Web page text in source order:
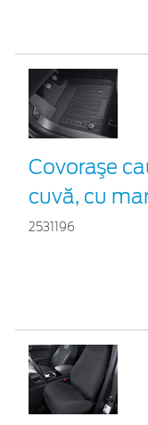
Covoraşe
cuvă, cu
2531196